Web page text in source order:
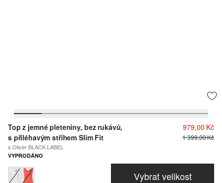
Top z jemné pleteniny, bez rukávů,
s přiléhavým střihem Slim Fit
s.Oliver BLACK LABEL
979,00 Kč
1 399,00 Kč
VYPRODÁNO
Vybrat velikost